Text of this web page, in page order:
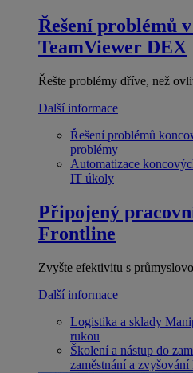
Řešení problémů
TeamViewer DEX
Řešte problémy dříve, než
Další informace
Řešení problémů
problémy
Automatizace
IT úkoly
Připojený
Frontline
Zvyšte efektivitu s
Další informace
Logistika a sklady
rukou
Školení a nástup do
zaměstnání a